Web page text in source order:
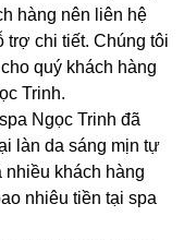
hàng nên liên hệ
chi tiết. Chúng tôi
quý khách hàng
Trinh.
Ngọc Trinh đã
làn da sáng mịn tự
nhiều khách hàng
nhiêu tiền tại spa